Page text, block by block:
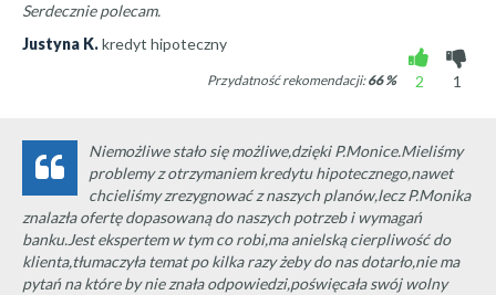
Serdecznie polecam.
Justyna K.kredyt hipoteczny
2
1
Przydatność rekomendacji:66%
Niemożliwe stało się możliwe,dzięki P.Monice.Mieliśmy
problemy z otrzymaniem kredytu hipotecznego,nawet
chcieliśmy zrezygnować z naszych planów,lecz P.Monika
znalazła ofertę dopasowaną do naszych potrzeb i wymagań
banku.Jest ekspertem w tym co robi,ma anielską cierpliwość do
klienta,tłumaczyła temat po kilka razy żeby do nas dotarło,nie ma
pytań na które by nie znała odpowiedzi,poświęcała swój wolny